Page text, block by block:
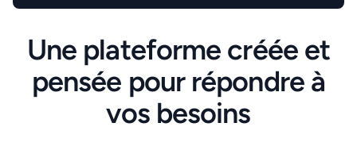
Une plateforme créée et
pensée pour répondre à
vos besoins